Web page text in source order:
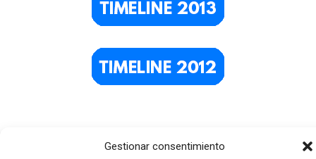
Gestionar consentimiento